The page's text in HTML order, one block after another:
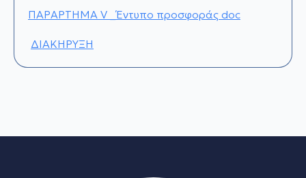
ΠΑΡΑΡΤΗΜΑ V _Έντυπο προσφοράς doc
ΔΙΑΚΗΡΥΞΗ